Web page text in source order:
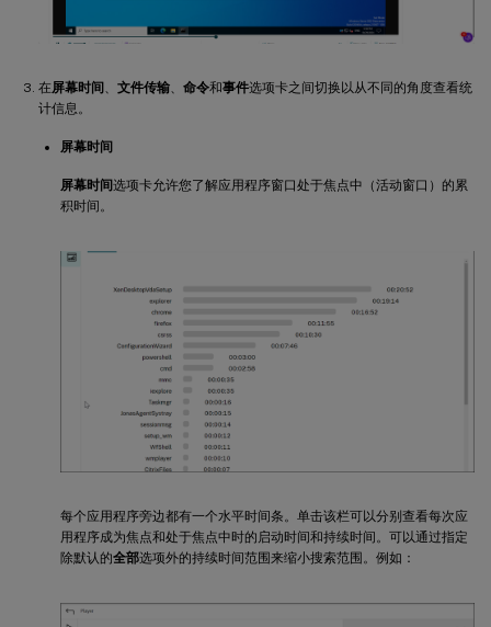
在屏幕时间 、 文件传输、 命令和事件选项卡之间切换以从不同的角度查看统
计信息。
屏幕时间
屏幕时间选项卡允许您了解应用程序窗口处于焦点中（活动窗口）的累
积时间。
每个应用程序旁边都有一个水平时间条。单击该栏可以分别查看每次应
用程序成为焦点和处于焦点中时的启动时间和持续时间。可以通过指定
除默认的全部选项外的持续时间范围来缩小搜索范围。例如：